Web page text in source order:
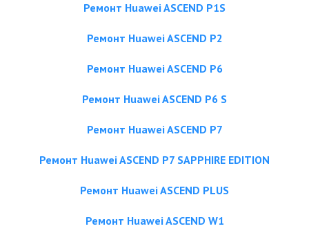
Ремонт Huawei ASCEND P1S
Ремонт Huawei ASCEND P2
Ремонт Huawei ASCEND P6
Ремонт Huawei ASCEND P6 S
Ремонт Huawei ASCEND P7
Ремонт Huawei ASCEND P7 SAPPHIRE EDITION
Ремонт Huawei ASCEND PLUS
Ремонт Huawei ASCEND W1